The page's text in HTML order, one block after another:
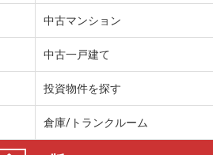
中古マンション
中古一戸建て
投資物件を探す
倉庫/トランクルーム